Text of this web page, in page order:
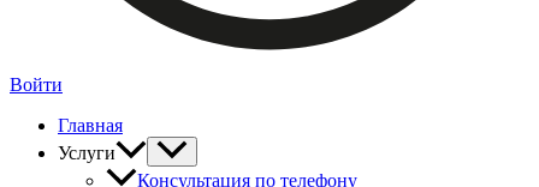
Войти
Главная
Услуги
Консультация по телефону